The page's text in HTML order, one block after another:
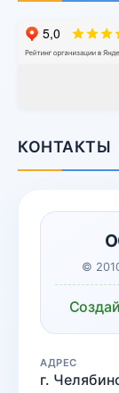
КОНТАКТЫ
©
АДРЕС
г.